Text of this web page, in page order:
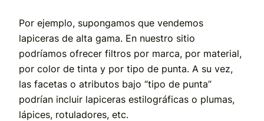
Por ejemplo, supongamos que vendemos
lapiceras de alta gama. En nuestro sitio
podríamos ofrecer filtros por marca, por material,
por color de tinta y por tipo de punta. A su vez,
las facetas o atributos bajo “tipo de punta”
podrían incluir lapiceras estilográficas o plumas,
lápices, rotuladores, etc.